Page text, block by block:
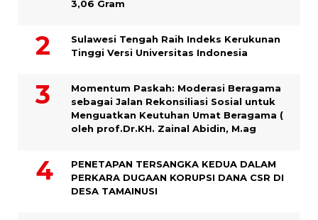
3,06 Gram
Sulawesi Tengah Raih Indeks Kerukunan
Tinggi Versi Universitas Indonesia
Momentum Paskah: Moderasi Beragama
sebagai Jalan Rekonsiliasi Sosial untuk
Menguatkan Keutuhan Umat Beragama (
oleh prof.Dr.KH. Zainal Abidin, M.ag
PENETAPAN TERSANGKA KEDUA DALAM
PERKARA DUGAAN KORUPSI DANA CSR DI
DESA TAMAINUSI